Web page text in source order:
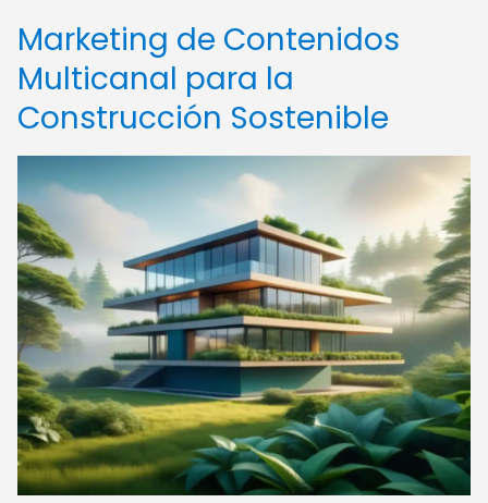
Marketing de Contenidos
Multicanal para la
Construcción Sostenible